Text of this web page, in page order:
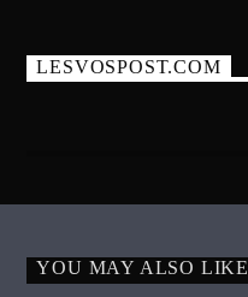
LESVOSPOST.COM
YOU MAY ALSO LIKE